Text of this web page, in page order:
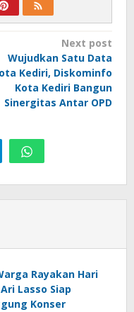
Next post
Wujudkan Satu Data
Kediri, Diskominfo
Kota Kediri Bangun
Sinergitas Antar OPD
Rayakan Hari
Lasso Siap
Konser